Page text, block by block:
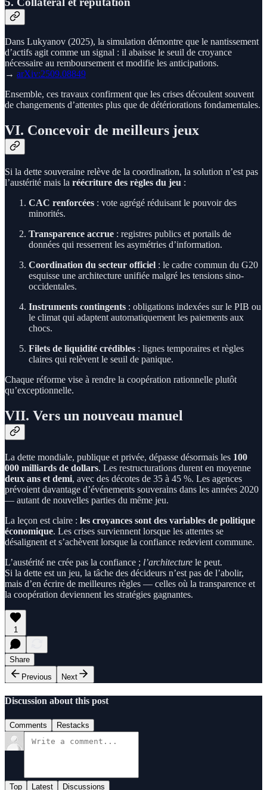
Dans Lukyanov (2025), la simulation démontre que le nantissement
d’actifs agit comme un signal : il abaisse le seuil de croyance
nécessaire au remboursement et modifie les anticipations.
→ arXiv:2509.08849
Ensemble, ces travaux confirment que les crises découlent souvent
de changements d’attentes plus que de détériorations fondamentales.
VI. Concevoir de meilleurs jeux
Si la dette souveraine relève de la coordination, la solution n’est pas
l’austérité mais la réécriture des règles du jeu :
CAC renforcées : vote agrégé réduisant le pouvoir des
minorités.
Transparence accrue : registres publics et portails de
données qui resserrent les asymétries d’information.
Coordination du secteur officiel : le cadre commun du G20
esquisse une architecture unifiée malgré les tensions sino-
occidentales.
Instruments contingents : obligations indexées sur le PIB ou
le climat qui adaptent automatiquement les paiements aux
chocs.
Filets de liquidité crédibles : lignes temporaires et règles
claires qui relèvent le seuil de panique.
Chaque réforme vise à rendre la coopération rationnelle plutôt
qu’exceptionnelle.
VII. Vers un nouveau manuel
La dette mondiale, publique et privée, dépasse désormais les 100
000 milliards de dollars. Les restructurations durent en moyenne
deux ans et demi, avec des décotes de 35 à 45 %. Les agences
prévoient davantage d’événements souverains dans les années 2020
— autant de nouvelles parties du même jeu.
La leçon est claire : les croyances sont des variables de politique
économique. Les crises surviennent lorsque les attentes se
désalignent et s’achèvent lorsque la confiance redevient commune.
L’austérité ne crée pas la confiance ; l’architecture le peut.
Si la dette est un jeu, la tâche des décideurs n’est pas de l’abolir,
mais d’en écrire de meilleures règles — celles où la transparence et
la coopération deviennent les stratégies gagnantes.
1
Share
Previous
Next
Discussion about this post
Comments Restacks
Top Latest Discussions